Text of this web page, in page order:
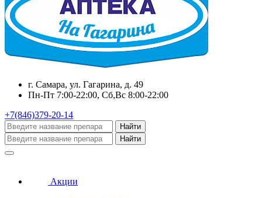
г. Самара, ул. Гагарина, д. 49
Пн-Пт 7:00-22:00, Сб,Вс 8:00-22:00
+7(846)379-20-14
Найти
Найти
Акции